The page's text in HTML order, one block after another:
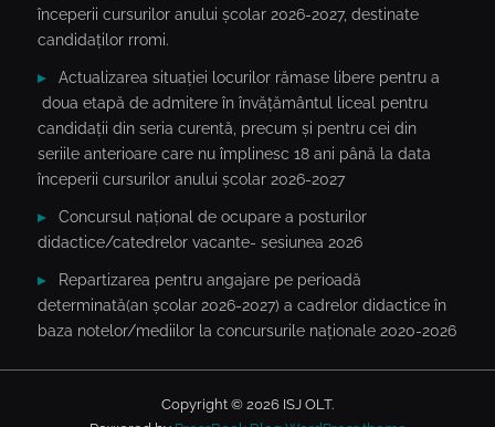
începerii cursurilor anului școlar 2026-2027, destinate
candidaților rromi.
Actualizarea situației locurilor rămase libere pentru a
doua etapă de admitere în învățământul liceal pentru
candidații din seria curentă, precum și pentru cei din
seriile anterioare care nu împlinesc 18 ani până la data
începerii cursurilor anului școlar 2026-2027
Concursul național de ocupare a posturilor
didactice/catedrelor vacante- sesiunea 2026
Repartizarea pentru angajare pe perioadă
determinată(an școlar 2026-2027) a cadrelor didactice în
baza notelor/mediilor la concursurile naționale 2020-2026
Copyright © 2026 ISJ OLT.